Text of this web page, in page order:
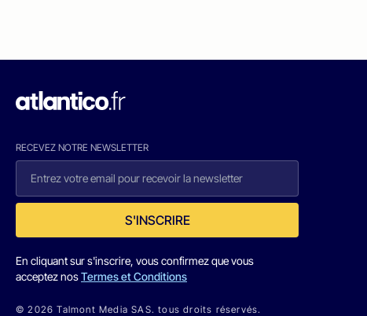
RECEVEZ NOTRE NEWSLETTER
S'INSCRIRE
En cliquant sur s'inscrire, vous confirmez que vous
acceptez nosTermes et Conditions
© 2026 Talmont Media SAS. tous droits réservés.